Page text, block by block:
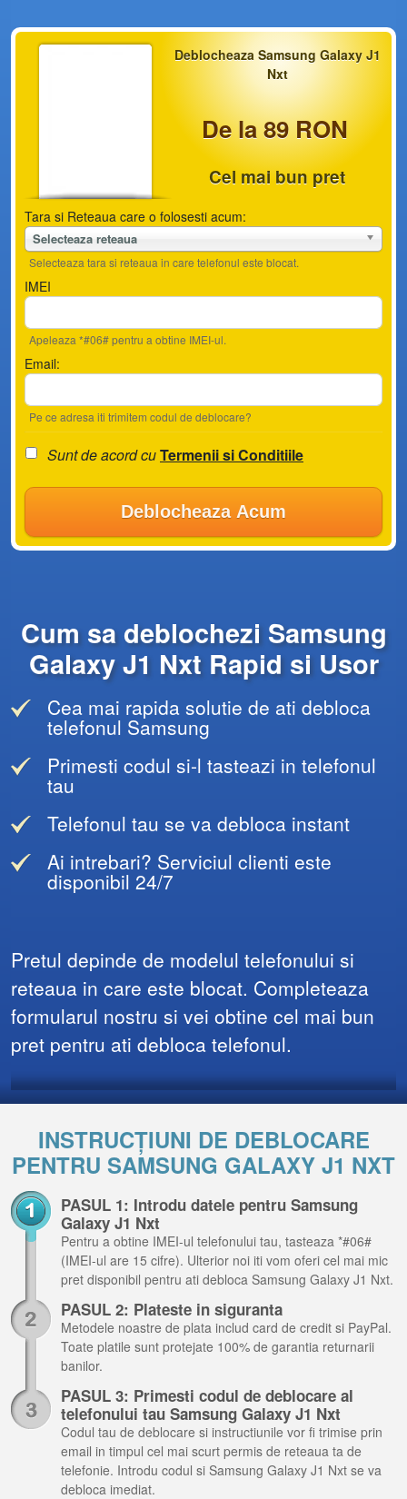
Deblocheaza Samsung Galaxy J1
Nxt
De la 89 RON
Cel mai bun pret
Tara si Reteaua care o folosesti acum:
Selecteaza reteaua
Selecteaza tara si reteaua in care telefonul este blocat.
IMEI
Apeleaza *#06# pentru a obtine IMEI-ul.
Email:
Pe ce adresa iti trimitem codul de deblocare?
Sunt de acord cuTermenii si Conditiile
Deblocheaza Acum
Cum sa deblochezi Samsung
Galaxy J1 Nxt Rapid si Usor
Cea mai rapida solutie de ati debloca
telefonul Samsung
Primesti codul si-l tasteazi in telefonul
tau
Telefonul tau se va debloca instant
Ai intrebari? Serviciul clienti este
disponibil 24/7
Pretul depinde de modelul telefonului si
reteaua in care este blocat. Completeaza
formularul nostru si vei obtine cel mai bun
pret pentru ati debloca telefonul.
INSTRUCȚIUNI DE DEBLOCARE
PENTRU SAMSUNG GALAXY J1 NXT
PASUL 1: Introdu datele pentru Samsung
Galaxy J1 Nxt
Pentru a obtine IMEI-ul telefonului tau, tasteaza *#06#
(IMEI-ul are 15 cifre). Ulterior noi iti vom oferi cel mai mic
pret disponibil pentru ati debloca Samsung Galaxy J1 Nxt.
PASUL 2: Plateste in siguranta
Metodele noastre de plata includ card de credit si PayPal.
Toate platile sunt protejate 100% de garantia returnarii
banilor.
PASUL 3: Primesti codul de deblocare al
telefonului tau Samsung Galaxy J1 Nxt
Codul tau de deblocare si instructiunile vor fi trimise prin
email in timpul cel mai scurt permis de reteaua ta de
telefonie. Introdu codul si Samsung Galaxy J1 Nxt se va
debloca imediat.